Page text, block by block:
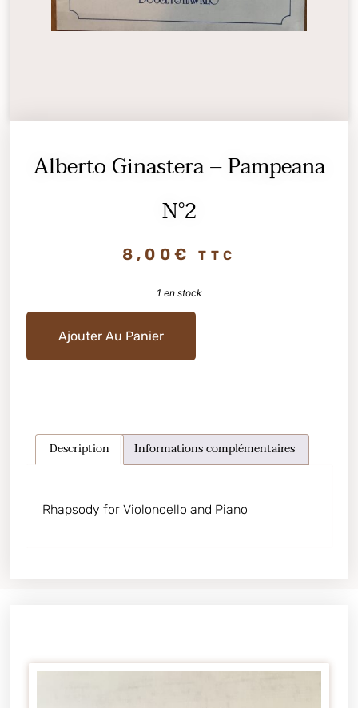
Alberto Ginastera – Pampeana
N°2
8,00€ TTC
1 en stock
Ajouter Au Panier
Description Informations complémentaires
Rhapsody for Violoncello and Piano